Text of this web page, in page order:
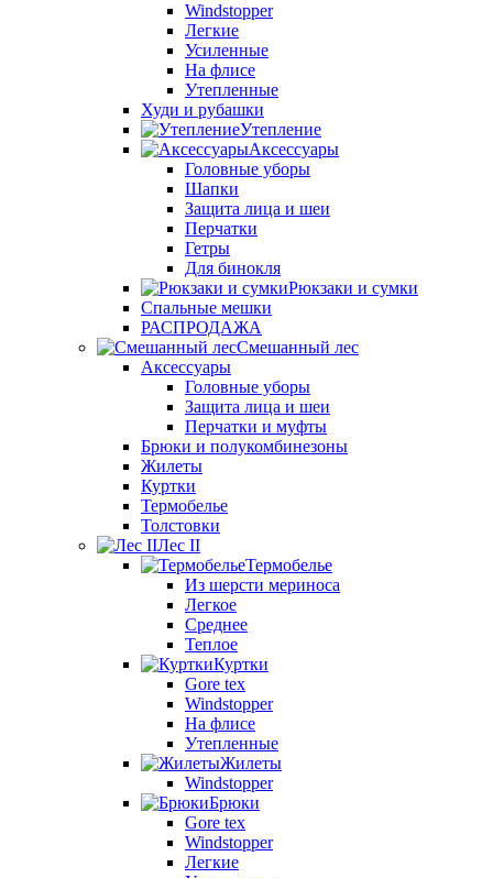
Windstopper
Легкие
Усиленные
На флисе
Утепленные
Худи и рубашки
Утепление
Аксессуары
Головные уборы
Шапки
Защита лица и шеи
Перчатки
Гетры
Для бинокля
Рюкзаки и сумки
Спальные мешки
РАСПРОДАЖА
Смешанный лес
Аксессуары
Головные уборы
Защита лица и шеи
Перчатки и муфты
Брюки и полукомбинезоны
Жилеты
Куртки
Термобелье
Толстовки
Лес II
Термобелье
Из шерсти мериноса
Легкое
Среднее
Теплое
Куртки
Gore tex
Windstopper
На флисе
Утепленные
Жилеты
Windstopper
Брюки
Gore tex
Windstopper
Легкие